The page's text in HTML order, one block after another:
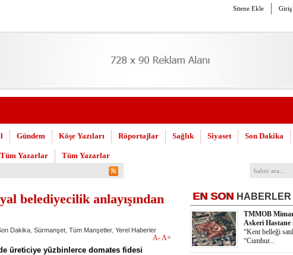
Sitene Ekle Giriş
Gündem Köşe Yazıları Röportajlar Sağlık Siyaset Son Dakika
Tüm Yazarlar Tüm Yazarlar
için çağrı…
belediyecilik anlayışından
Dakika Sürmanşet Tüm Manşetler, Yerel Haberler
A-A+
üreticiye yüzbinlerce domates fidesi
EN SON HABERLER
TMMOB
Askeri Hastane
“Kent belleği
“Cumhur...